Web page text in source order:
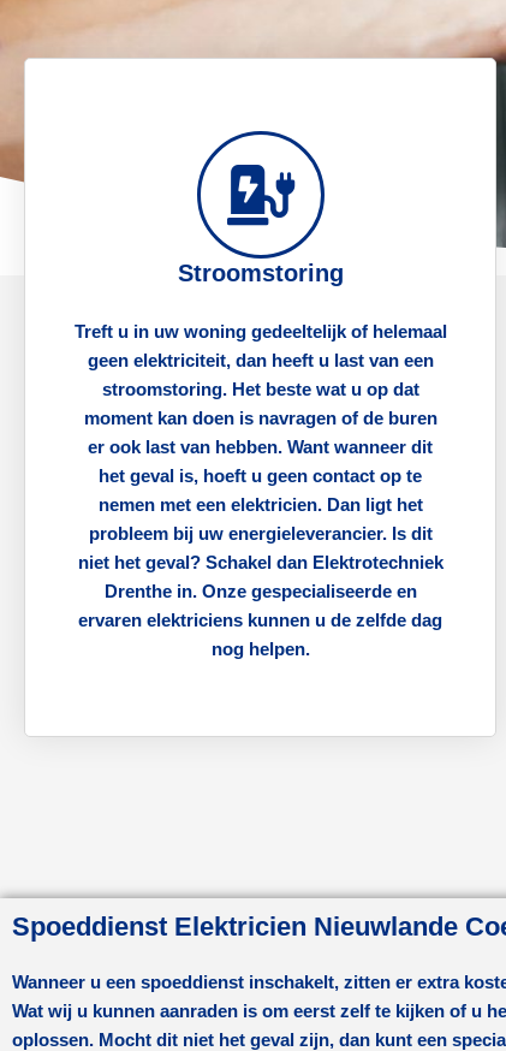
Stroomstoring
Treft u in uw woning gedeeltelijk of helemaal
geen elektriciteit, dan heeft u last van een
stroomstoring. Het beste wat u op dat
moment kan doen is navragen of de buren
er ook last van hebben. Want wanneer dit
het geval is, hoeft u geen contact op te
nemen met een elektricien. Dan ligt het
probleem bij uw energieleverancier. Is dit
niet het geval? Schakel dan Elektrotechniek
Drenthe in. Onze gespecialiseerde en
ervaren elektriciens kunnen u de zelfde dag
nog helpen.
Spoeddienst Elektricien Nieuwlande
Wanneer u een spoeddienst inschakelt, zitten er extra
Wat wij u kunnen aanraden is om eerst zelf te kijken of u
oplossen. Mocht dit niet het geval zijn, dan kunt een